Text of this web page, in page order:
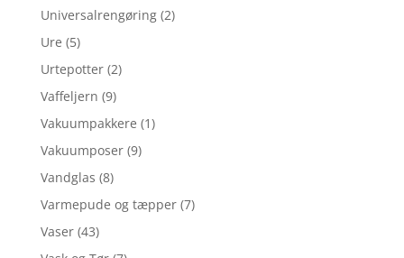
Universalrengøring (2)
Ure (5)
Urtepotter (2)
Vaffeljern (9)
Vakuumpakkere (1)
Vakuumposer (9)
Vandglas (8)
Varmepude og tæpper (7)
Vaser (43)